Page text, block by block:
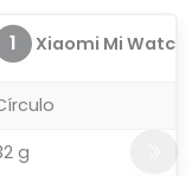
1 Xiaomi Mi Watch
g